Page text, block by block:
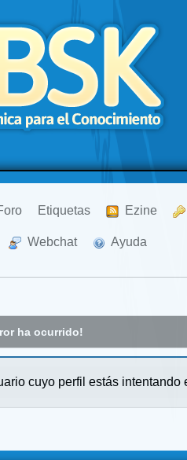
Etiquetas Ezine
Webchat Ayuda
ha ocurrido!
cuyo perfil estás intentando